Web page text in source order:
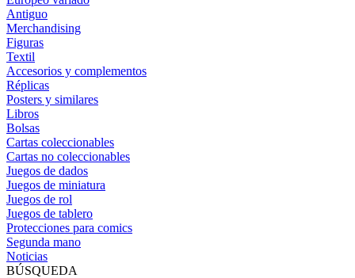
Antiguo
Merchandising
Figuras
Textil
Accesorios y complementos
Réplicas
Posters y similares
Libros
Bolsas
Cartas coleccionables
Cartas no coleccionables
Juegos de dados
Juegos de miniatura
Juegos de rol
Juegos de tablero
Protecciones para comics
Segunda mano
Noticias
BÚSQUEDA